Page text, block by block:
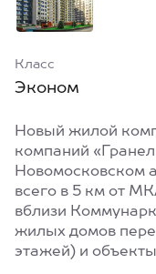
Класс
Эконом
Новый жилой
компаний
Новомосковском
всего в 5 км от
вблизи
жилых домов
этажей) и